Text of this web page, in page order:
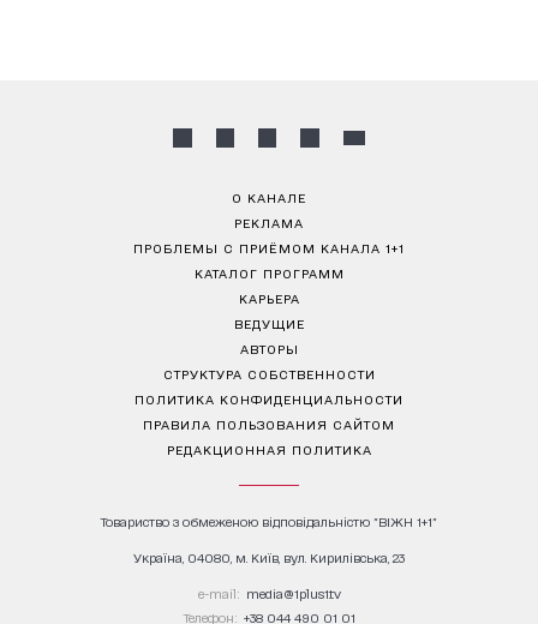
О КАНАЛЕ
РЕКЛАМА
ПРОБЛЕМЫ С ПРИЁМОМ КАНАЛА 1+1
КАТАЛОГ ПРОГРАММ
КАРЬЕРА
ВЕДУЩИЕ
АВТОРЫ
СТРУКТУРА СОБСТВЕННОСТИ
ПОЛИТИКА КОНФИДЕНЦИАЛЬНОСТИ
ПРАВИЛА ПОЛЬЗОВАНИЯ САЙТОМ
РЕДАКЦИОННАЯ ПОЛИТИКА
Товариство з обмеженою відповідальністю "ВІЖН 1+1"
Україна, 04080, м. Київ, вул. Кирилівська, 23
е-mail: media@1plus1.tv
Телефон: +38 044 490 01 01